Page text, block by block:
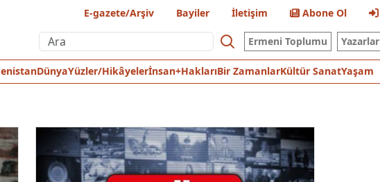
E-gazete/Arşiv Bayiler İletişim Abone Ol
Ermeni Toplumu Yazarlar
DünyaYüzler/Hikâyelerİnsan+HaklarıBir ZamanlarKültür SanatYaşam